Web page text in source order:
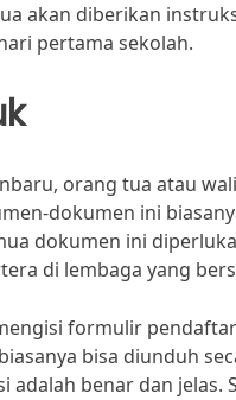
akan diberikan
pertama sekolah.
orang tua atau
dokumen ini
dokumen ini
di lembaga yang
formulir
bisa diunduh
adalah benar dan